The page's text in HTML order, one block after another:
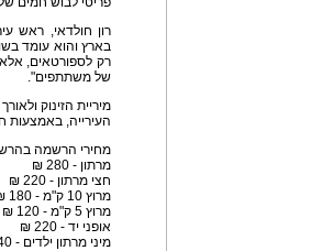
רון חולדאי, ראש
בארץ והוא עומד
רק לספורטאים,
של משתתפים".
מיריית הזינוק
העירייה, באמצעות
מחירי הרשמה
מרתון - 280 ₪
חצי מרתון - 220 ₪
מרוץ 10 ק"מ - 180 ₪
מרוץ 5 ק"מ - 120 ₪
אופני יד - 220 ₪
מיני מרתון ילדים - 40 ₪